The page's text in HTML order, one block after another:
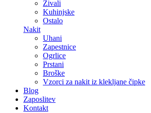
Živali
Kuhinjske
Ostalo
Nakit
Uhani
Zapestnice
Ogrlice
Prstani
Broške
Vzorci za nakit iz klekljane čipke
Blog
Zaposlitev
Kontakt